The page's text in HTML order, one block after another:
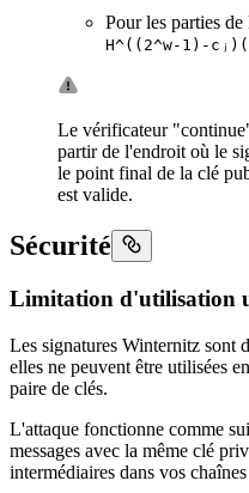
Pour les parties
H^((2^w-1)-
Le vérificateur
partir de l'endroit où le
le point final de la clé
est valide.
Sécurité
Limitation d'utilisation
Les signatures Winternitz sont
elles ne peuvent être utilisées
paire de clés.
L'attaque fonctionne comme
messages avec la même clé
intermédiaires dans vos